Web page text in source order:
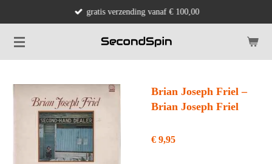
naar
de
gratis verzending vanaf € 100,00
Brian Joseph Friel ‎–
Brian Joseph Friel
€ 9,95